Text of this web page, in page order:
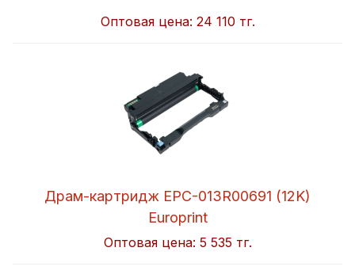
Оптовая цена: 24 110 тг.
Драм-картридж EPC-013R00691 (12K)
Europrint
Оптовая цена: 5 535 тг.